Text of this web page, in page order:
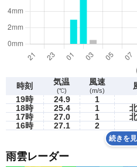
時刻 気温
(℃)
風速
(m/s)
19時 24.9 1
18時
25.4 1
17時
27.0 1
16時
27.1 2
続きを
雨雲レーダー